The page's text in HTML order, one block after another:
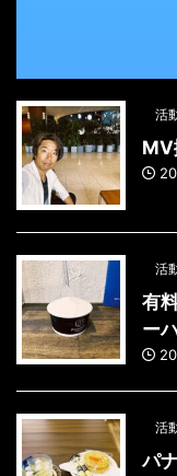
活
MV
活
有
ー
活
パ